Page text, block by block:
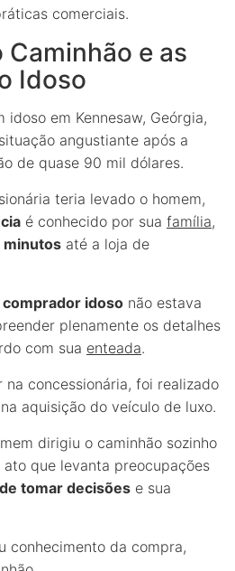
comerciais.
e as
Idoso
em Kennesaw, Geórgia,
angustiante após a
de quase 90 mil dólares.
teria levado o homem,
é conhecido por sua família,
minutos até a loja de
comprador idoso não estava
plenamente os detalhes
com sua enteada.
na concessionária, foi realizado
aquisição do veículo de luxo.
dirigiu o caminhão sozinho
que levanta preocupações
tomar decisões e sua
conhecimento da compra,